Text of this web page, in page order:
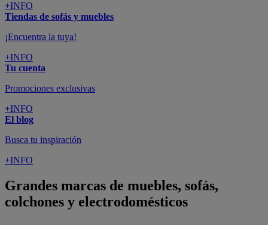
+INFO
Tiendas de sofás y muebles
¡Encuentra la tuya!
+INFO
Tu cuenta
Promociones exclusivas
+INFO
El blog
Busca tu inspiración
+INFO
Grandes marcas de muebles, sofás,
colchones y electrodomésticos